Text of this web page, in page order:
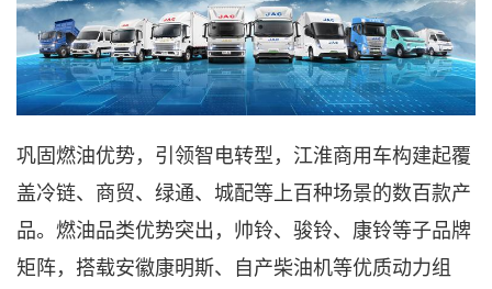
巩固燃油优势，引领智电转型，江淮商用车构建起覆
盖冷链、商贸、绿通、城配等上百种场景的数百款产
品。燃油品类优势突出，帅铃、骏铃、康铃等子品牌
矩阵，搭载安徽康明斯、自产柴油机等优质动力组